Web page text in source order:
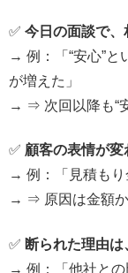
✅ 今日の面談で、
→ 例：「“安心”と
が増えた」
→ ⇒ 次回以降も“
✅ 顧客の表情が変
→ 例：「見積もり
→ ⇒ 原因は金額か
✅ 断られた理由は
→ 例：「他社との